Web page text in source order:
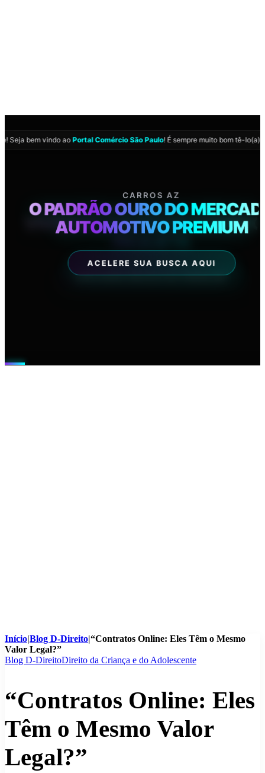
02:39:27
07 AGO 2026
! Seja bem vindo aoPortal Comércio São Paulo! É sempre muito bom tê-lo(a)
COMÉRCIO SÃO PAULO
VIVENCIE A ELITE DO
PAULISTA
CARROS AZ
O PADRÃO OURO DO
AUTOMOTIVO PREMIUM
Início|Blog D-Direito|“Contratos Online: Eles Têm o Mesmo
Valor Legal?”
Blog D-DireitoDireito da Criança e do Adolescente
“Contratos Online: Eles
Têm o Mesmo Valor
Legal?”